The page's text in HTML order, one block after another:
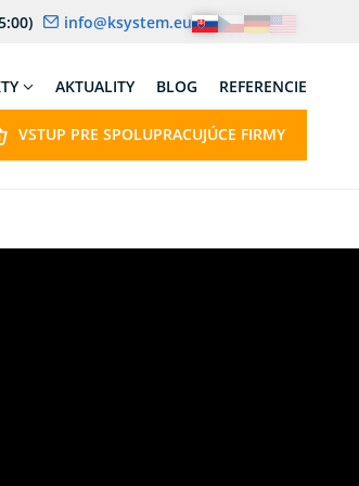
info@ksystem.eu
AKTUALITY BLOG REFERENCIE
VSTUP PRE SPOLUPRACUJÚCE FIRMY